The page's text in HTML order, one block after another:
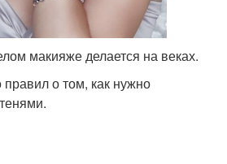
макияже делается на веках.
о том, как нужно